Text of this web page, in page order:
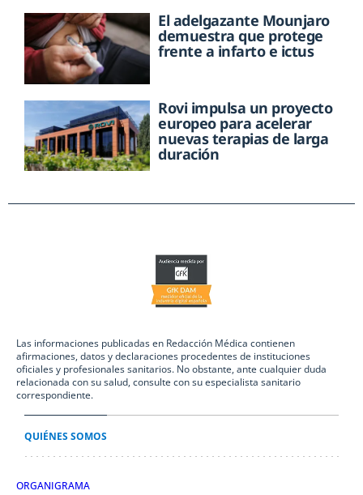
El adelgazante Mounjaro
demuestra que protege
frente a infarto e ictus
Rovi impulsa un proyecto
europeo para acelerar
nuevas terapias de larga
duración
Las informaciones publicadas en Redacción Médica contienen
afirmaciones, datos y declaraciones procedentes de instituciones
oficiales y profesionales sanitarios. No obstante, ante cualquier duda
relacionada con su salud, consulte con su especialista sanitario
correspondiente.
QUIÉNES SOMOS
ORGANIGRAMA